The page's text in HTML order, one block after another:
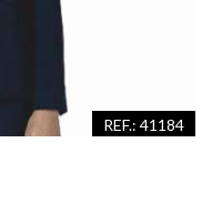
REF.: 41184